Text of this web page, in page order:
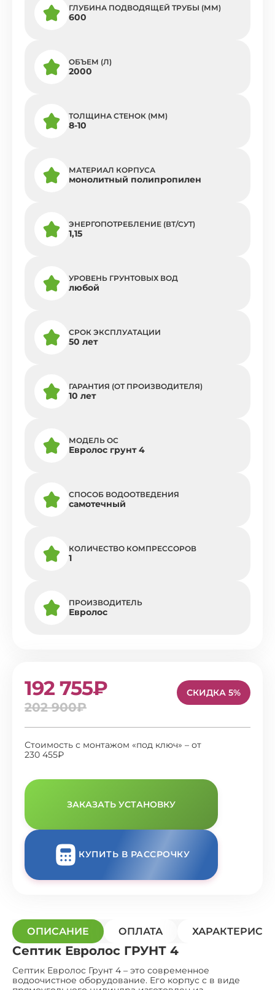
ГЛУБИНА ПОДВОДЯЩЕЙ ТРУБЫ (ММ)
600
ОБЪЕМ (Л)
2000
ТОЛЩИНА СТЕНОК (ММ)
8-10
МАТЕРИАЛ КОРПУСА
монолитный полипропилен
ЭНЕРГОПОТРЕБЛЕНИЕ (ВТ/СУТ)
1,15
УРОВЕНЬ ГРУНТОВЫХ ВОД
любой
СРОК ЭКСПЛУАТАЦИИ
50 лет
ГАРАНТИЯ (ОТ ПРОИЗВОДИТЕЛЯ)
10 лет
МОДЕЛЬ ОС
Евролос грунт 4
СПОСОБ ВОДООТВЕДЕНИЯ
самотечный
КОЛИЧЕСТВО КОМПРЕССОРОВ
1
ПРОИЗВОДИТЕЛЬ
Евролос
192 755₽
202 900₽
СКИДКА 5%
Стоимость с монтажом «под ключ» – от
230 455₽
ЗАКАЗАТЬ УСТАНОВКУ
КУПИТЬ В РАССРОЧКУ
ОПИСАНИЕ ОПЛАТА
Септик Евролос ГРУНТ 4
Септик Евролос Грунт 4 – это современное
водоочистное оборудование. Его корпус с в виде